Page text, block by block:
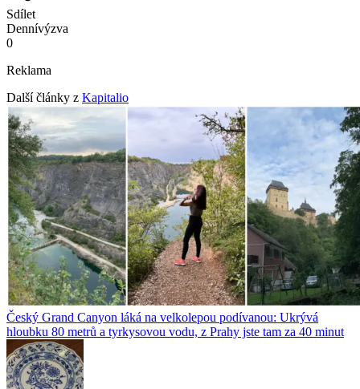
Sdílet
Dennívýzva
0
Reklama
Další články z Kapitalio
Český Grand Canyon láká na velkolepou podívanou: Ukrývá
hloubku 80 metrů a tyrkysovou vodu, z Prahy jste tam za 40 minut